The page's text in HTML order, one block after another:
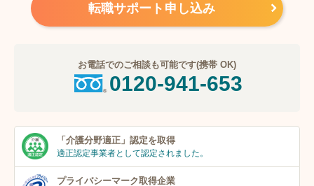
転職サポート申し込み
お電話でのご相談も可能です(携帯 OK)
0120-941-653
「介護分野適正」 認定を取得
適正認定事業者として認定されました。
プライバシーマーク取得企業